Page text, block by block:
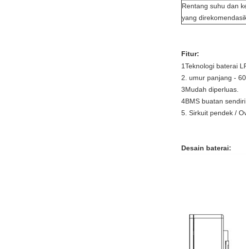
Rentang suhu dan
yang
Fitur:
1Teknologi baterai
2. umur panjang -
3Mudah diperluas.
4BMS buatan
5. Sirkuit pendek /
Desain baterai: